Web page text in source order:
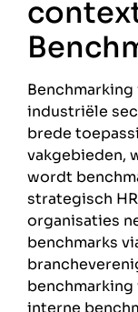
industriële
brede
vakgebieden,
wordt
strategisch
organisaties
benchmarks
interne